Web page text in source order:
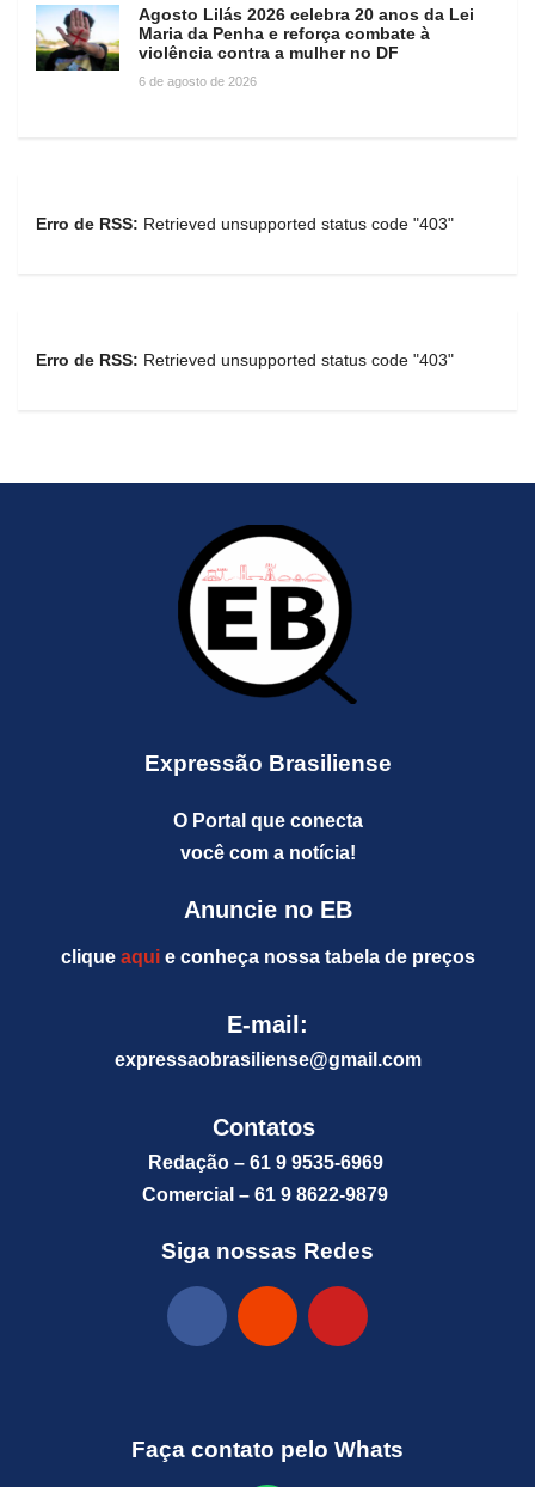
Agosto Lilás 2026 celebra 20 anos da Lei
Maria da Penha e reforça combate à
violência contra a mulher no DF
6 de agosto de 2026
Erro de RSS: Retrieved unsupported status code "403"
Erro de RSS: Retrieved unsupported status code "403"
Expressão Brasiliense
O Portal que conecta
você com a notícia!
Anuncie no EB
clique aquie conheça nossa tabela de preços
E-mail:
expressaobrasiliense@gmail.com
Contatos
Redação – 61 9 9535-6969
Comercial – 61 9 8622-9879
Siga nossas Redes
Faça contato pelo Whats